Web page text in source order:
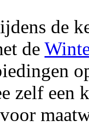
de
de
zelf een